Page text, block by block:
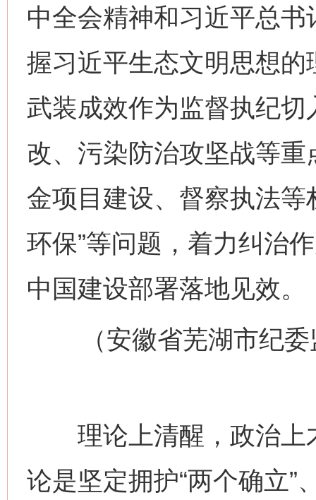
中全会精神和习近平总
握习近平生态文明思想
武装成效作为监督执纪
改、污染防治攻坚战等
金项目建设、督察执法等
环保”等问题，着力纠治
中国建设部署落地见效。
（安徽省芜湖市纪委
理论上清醒，政治上
论是坚定拥护“两个确立”